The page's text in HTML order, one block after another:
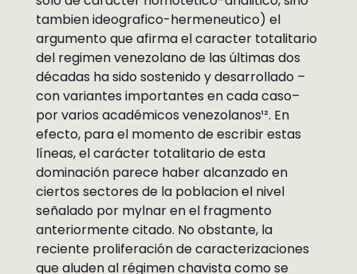
tambien ideografico-hermeneutico) el
argumento que afirma el caracter totalitario
del regimen venezolano de las últimas dos
décadas ha sido sostenido y desarrollado –
con variantes importantes en cada caso–
por varios académicos venezolanos¹². En
efecto, para el momento de escribir estas
líneas, el carácter totalitario de esta
dominación parece haber alcanzado en
ciertos sectores de la poblacion el nivel
señalado por mylnar en el fragmento
anteriormente citado. No obstante, la
reciente proliferación de caracterizaciones
que aluden al régimen chavista como se